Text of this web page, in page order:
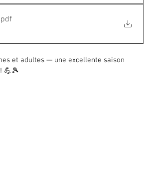
et adultes — une excellente saison
💪🎾